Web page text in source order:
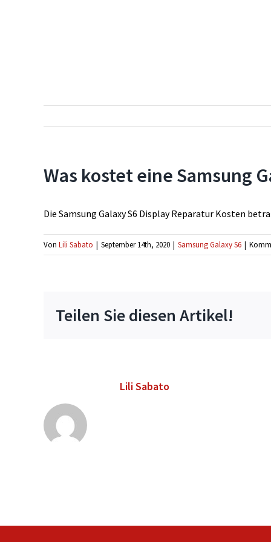
Was kostet eine Samsung
Die Samsung Galaxy S6 Display Reparatur Kosten
Von Lili Sabato | September 14th, 2020 | Samsung Galaxy S6 |
Teilen Sie diesen Artikel!
Lili Sabato